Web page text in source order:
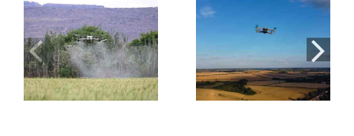
สอบใบอนุญาตบิน
โดรน 2026: ขั้น
ตอน ค่าใช้จ่าย
โดรนเพื่อ
การเกษตร: 7 ข้อดี
และประโยชน์ที่
ช่วยลดต้นทุนและ